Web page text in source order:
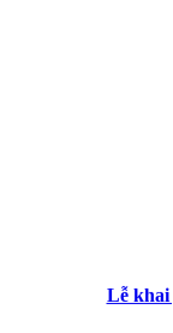
Lễ khai